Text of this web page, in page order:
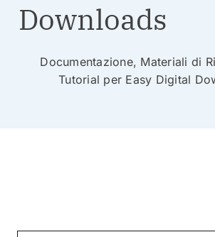
Downloads
Documentazione, Materiali di
Tutorial per Easy Digital